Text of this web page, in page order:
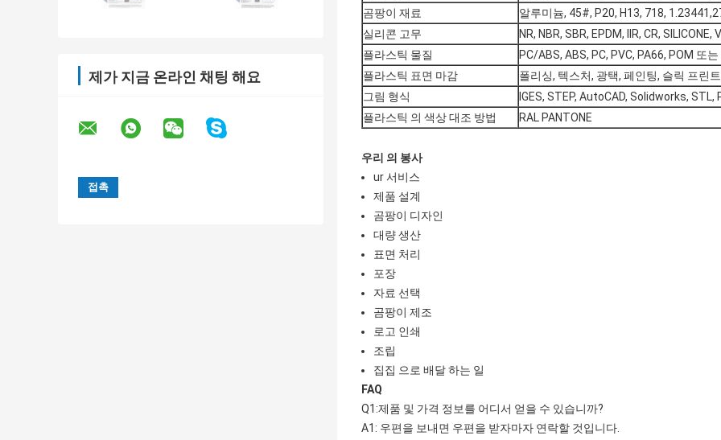
제가 지금 온라인 채팅 해요
곰팡이 재료
알루미늄, 45#, P20, H13, 718,
실리콘 고무
NR, NBR, SBR, EPDM, IIR, CR, SILICONE,
플라스틱 물질
PC/ABS, ABS, PC, PVC, PA66, POM 또
플라스틱 표면 마감
폴리싱, 텍스처, 광택, 페인팅, 슬릭 프린
그림 형식
IGES, STEP, AutoCAD, Solidworks, STL,
플라스틱 의 색상 대조 방법
RAL PANTONE
우리 의 봉사
ur 서비스
제품 설계
곰팡이 디자인
대량 생산
표면 처리
포장
자료 선택
곰팡이 제조
로고 인쇄
조립
집집 으로 배달 하는 일
FAQ
Q1:제품 및 가격 정보를 어디서 얻을 수 있습니까?
A1: 우편을 보내면 우편을 받자마자 연락할 것입니다.